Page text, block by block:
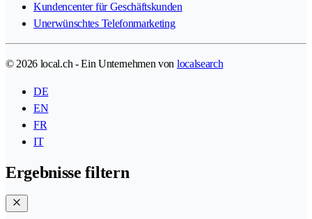
Kundencenter für Geschäftskunden
Unerwünschtes Telefonmarketing
© 2026 local.ch - Ein Unternehmen von localsearch
DE
EN
FR
IT
Ergebnisse filtern